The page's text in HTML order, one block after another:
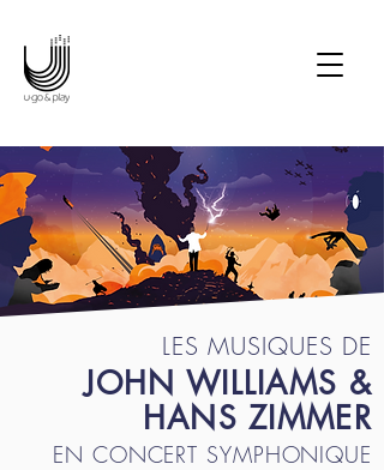
LES MUSIQUES DE
JOHN WILLIAMS &
HANS ZIMMER
EN CONCERT SYMPHONIQUE